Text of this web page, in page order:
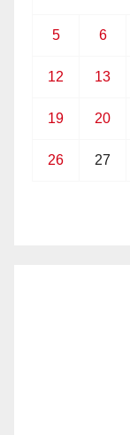
5 6
12 13
19 20
26 27